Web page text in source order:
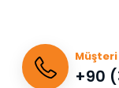
+90